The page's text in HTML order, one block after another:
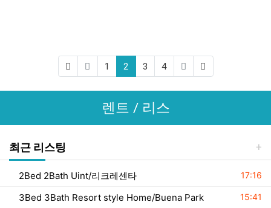
(first) 1 2 (current)
3 4
렌트 / 리스
최근 리스팅
등록일
17:16
2Bed 2Bath Uint/리크레센타
등록일
15:41
3Bed 3Bath Resort style Home/Buena Park